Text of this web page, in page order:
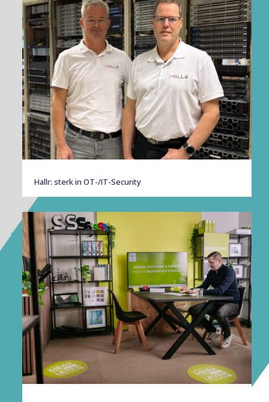
Hallr: sterk in OT-/IT-Security